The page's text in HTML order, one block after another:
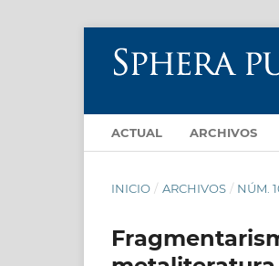
ACTUAL ARCHIVOS
INICIO / ARCHIVOS / NÚM.